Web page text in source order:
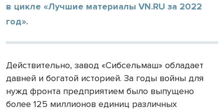
в цикле «Лучшие материалы VN.RU за 2022
год».
Действительно, завод «Сибсельмаш» обладает
давней и богатой историей. За годы вой­ны для
нужд фронта предприятием было выпущено
более 125 миллионов единиц различных